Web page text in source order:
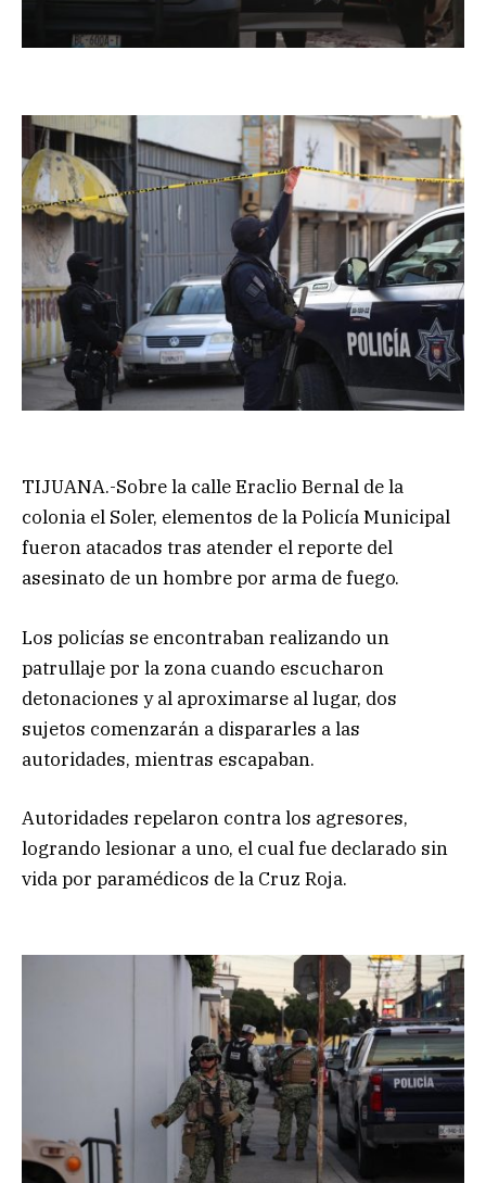
TIJUANA.-Sobre la calle Eraclio Bernal de la
colonia el Soler, elementos de la Policía Municipal
fueron atacados tras atender el reporte del
asesinato de un hombre por arma de fuego.
Los policías se encontraban realizando un
patrullaje por la zona cuando escucharon
detonaciones y al aproximarse al lugar, dos
sujetos comenzarán a dispararles a las
autoridades, mientras escapaban.
Autoridades repelaron contra los agresores,
logrando lesionar a uno, el cual fue declarado sin
vida por paramédicos de la Cruz Roja.